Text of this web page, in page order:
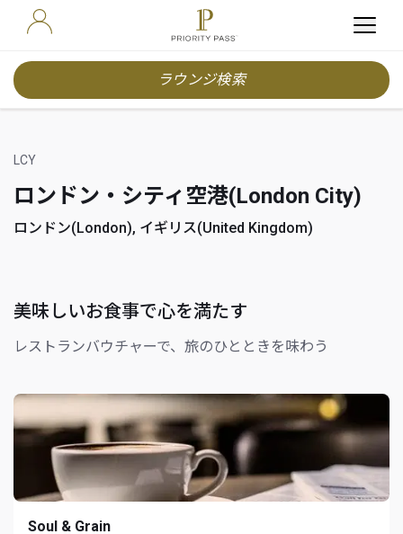
ラウンジ検索
LCY
ロンドン・シティ空港(London City)
ロンドン(London), イギリス(United Kingdom)
美味しいお食事で心を満たす
レストランバウチャーで、旅のひとときを味わう
Soul & Grain